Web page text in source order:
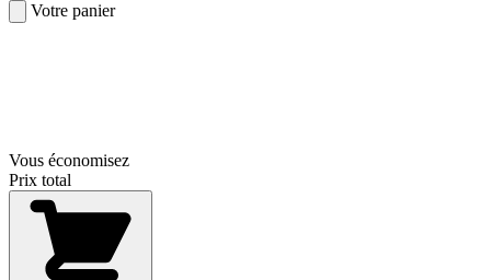
Votre panier
Vous économisez
Prix total